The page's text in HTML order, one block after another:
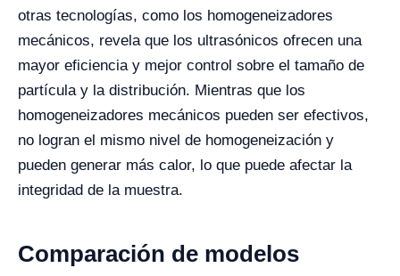
otras tecnologías, como los homogeneizadores
mecánicos, revela que los ultrasónicos ofrecen una
mayor eficiencia y mejor control sobre el tamaño de
partícula y la distribución. Mientras que los
homogeneizadores mecánicos pueden ser efectivos,
no logran el mismo nivel de homogeneización y
pueden generar más calor, lo que puede afectar la
integridad de la muestra.
Comparación de modelos